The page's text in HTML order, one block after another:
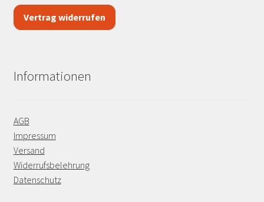
Vertrag widerrufen
Informationen
AGB
Impressum
Versand
Widerrufsbelehrung
Datenschutz